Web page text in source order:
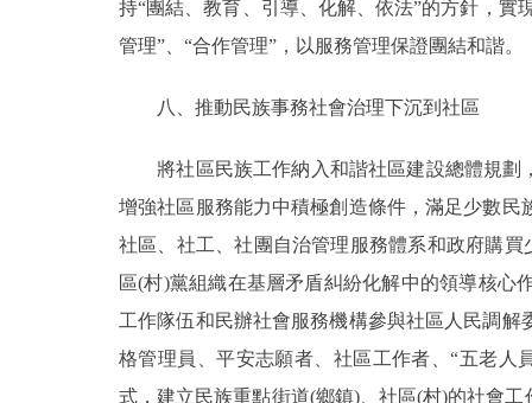
持“團結、教育、引導、化解、依法”的方針，實
管理”、“合作管理”，以服務管理保證團結和諧。
八、推動民族事務社會治理下沉到社區
將社區民族工作納入和諧社區建設總體規劃
增強社區服務能力中積極創造條件，滿足少數
社區、社工、社團自治管理服務體系和政府購
區(村)黨組織在基層矛盾糾紛化解中的領導核心
工作隊伍和民辦社會服務機構參與社區人民調
格管理員、平安志願者、社區工作者、“五老人
式，建立民族重點街道(鄉鎮)、社區(村)的社會